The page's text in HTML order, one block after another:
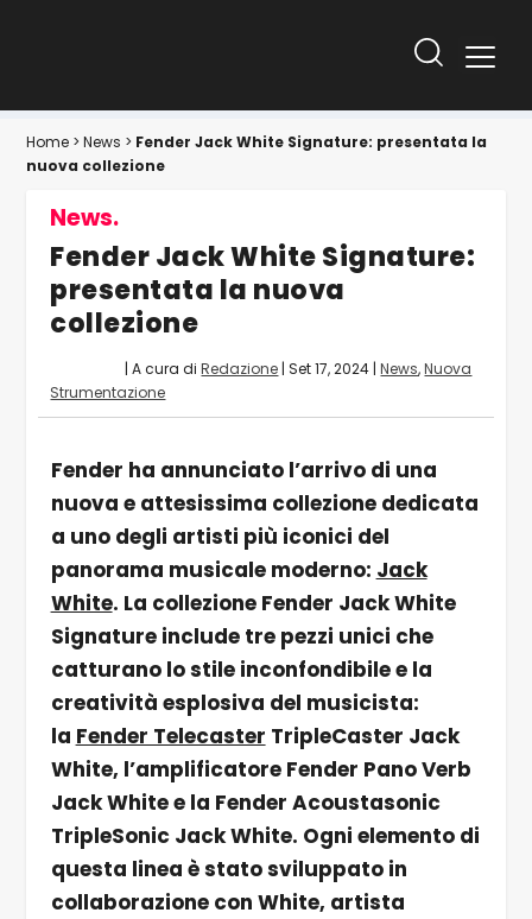
Home >News > Fender Jack White Signature: presentata la
nuova collezione
News.
Fender Jack White Signature:
presentata la nuova
collezione
| A cura diRedazione |Set 17, 2024 |News,Nuova
Strumentazione
Fender ha annunciato l’arrivo di una
nuova e attesissima collezione dedicata
a uno degli artisti più iconici del
panorama musicale moderno: Jack
White. La collezione Fender Jack White
Signature include tre pezzi unici che
catturano lo stile inconfondibile e la
creatività esplosiva del musicista:
la Fender Telecaster TripleCaster Jack
White, l’amplificatore Fender Pano Verb
Jack White e la Fender Acoustasonic
TripleSonic Jack White. Ogni elemento di
questa linea è stato sviluppato in
collaborazione con White, artista